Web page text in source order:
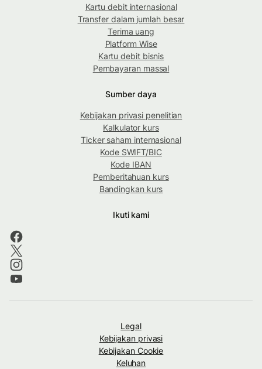
Kartu debit internasional
Transfer dalam jumlah besar
Terima uang
Platform Wise
Kartu debit bisnis
Pembayaran massal
Sumber daya
Kebijakan privasi penelitian
Kalkulator kurs
Ticker saham internasional
Kode SWIFT/BIC
Kode IBAN
Pemberitahuan kurs
Bandingkan kurs
Ikuti kami
Legal
Kebijakan privasi
Kebijakan Cookie
Keluhan